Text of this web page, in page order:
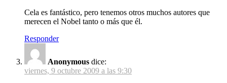
Cela es fantástico, pero tenemos otros muchos autores que
merecen el Nobel tanto o más que él.
Responder
Anonymous dice:
viernes, 9 octubre 2009 a las 9:30